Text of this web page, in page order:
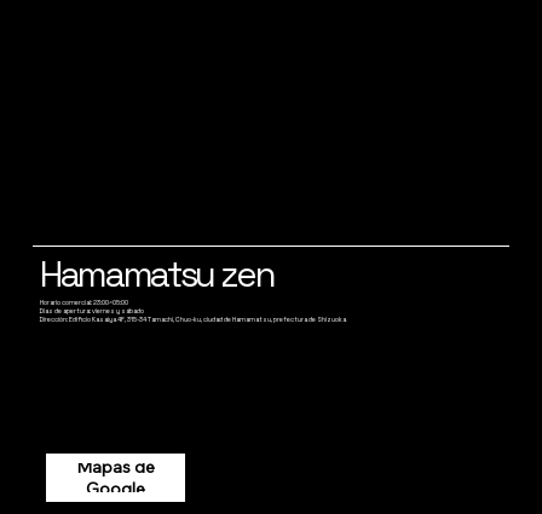
Mapas de
Google
Hamamatsu zen
Horario comercial: 23:00~05:00
Días de apertura: viernes y sábado
Dirección: Edificio Kasaiya 4F, 315-34 Tamachi, Chuo-ku, ciudad de Hamamatsu, prefectura de Shizuoka